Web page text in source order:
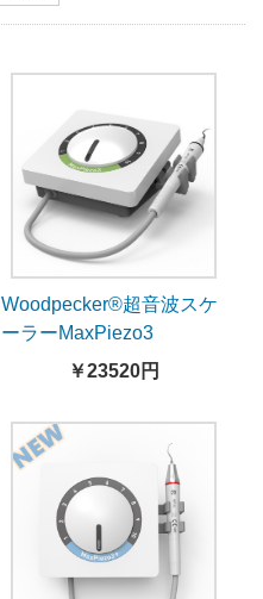
Woodpecker®超音波スケ
ーラーMaxPiezo3
￥23520円